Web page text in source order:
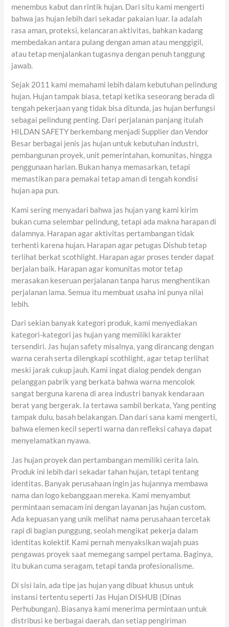
menembus kabut dan rintik hujan. Dari situ kami mengerti
bahwa jas hujan lebih dari sekadar pakaian luar. Ia adalah
rasa aman, proteksi, kelancaran aktivitas, bahkan kadang
membedakan antara pulang dengan aman atau menggigil,
atau tetap menjalankan tugasnya dengan penuh tanggung
jawab.
Sejak 2011 kami memahami lebih dalam kebutuhan pelindung
hujan. Hujan tampak biasa, tetapi ketika seseorang berada di
tengah pekerjaan yang tidak bisa ditunda, jas hujan berfungsi
sebagai pelindung penting. Dari perjalanan panjang itulah
HILDAN SAFETY berkembang menjadi Supplier dan Vendor
Besar berbagai jenis jas hujan untuk kebutuhan industri,
pembangunan proyek, unit pemerintahan, komunitas, hingga
penggunaan harian. Bukan hanya memasarkan, tetapi
memastikan para pemakai tetap aman di tengah kondisi
hujan apa pun.
Kami sering menyadari bahwa jas hujan yang kami kirim
bukan cuma selembar pelindung, tetapi ada makna harapan di
dalamnya. Harapan agar aktivitas pertambangan tidak
terhenti karena hujan. Harapan agar petugas Dishub tetap
terlihat berkat scothlight. Harapan agar proses tender dapat
berjalan baik. Harapan agar komunitas motor tetap
merasakan keseruan perjalanan tanpa harus menghentikan
perjalanan lama. Semua itu membuat usaha ini punya nilai
lebih.
Dari sekian banyak kategori produk, kami menyediakan
kategori-kategori jas hujan yang memiliki karakter
tersendiri. Jas hujan safety misalnya, yang dirancang dengan
warna cerah serta dilengkapi scothlight, agar tetap terlihat
meski jarak cukup jauh. Kami ingat dialog pendek dengan
pelanggan pabrik yang berkata bahwa warna mencolok
sangat berguna karena di area industri banyak kendaraan
berat yang bergerak. Ia tertawa sambil berkata, Yang penting
tampak dulu, basah belakangan. Dan dari sana kami mengerti,
bahwa elemen kecil seperti warna dan refleksi cahaya dapat
menyelamatkan nyawa.
Jas hujan proyek dan pertambangan memiliki cerita lain.
Produk ini lebih dari sekadar tahan hujan, tetapi tentang
identitas. Banyak perusahaan ingin jas hujannya membawa
nama dan logo kebanggaan mereka. Kami menyambut
permintaan semacam ini dengan layanan jas hujan custom.
Ada kepuasan yang unik melihat nama perusahaan tercetak
rapi di bagian punggung, seolah mengikat pekerja dalam
identitas kolektif. Kami pernah menyaksikan wajah puas
pengawas proyek saat memegang sampel pertama. Baginya,
itu bukan cuma seragam, tetapi tanda profesionalisme.
Di sisi lain, ada tipe jas hujan yang dibuat khusus untuk
instansi tertentu seperti Jas Hujan DISHUB (Dinas
Perhubungan). Biasanya kami menerima permintaan untuk
distribusi ke berbagai daerah, dan setiap pengiriman